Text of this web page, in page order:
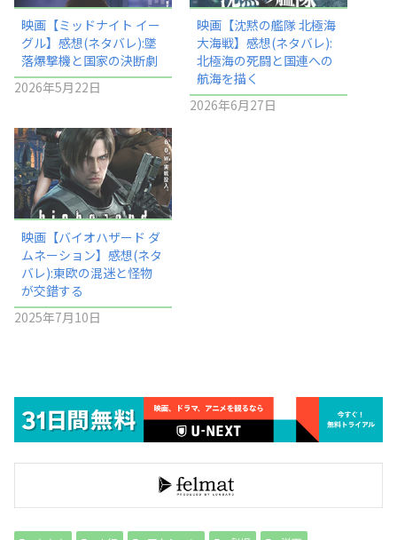
映画【ミッドナイト イー
グル】感想(ネタバレ):墜
落爆撃機と国家の決断劇
2026年5月22日
映画【沈黙の艦隊 北極海
大海戦】感想(ネタバレ):
北極海の死闘と国連への
航海を描く
2026年6月27日
映画【バイオハザード ダ
ムネーション】感想(ネタ
バレ):東欧の混迷と怪物
が交錯する
2025年7月10日